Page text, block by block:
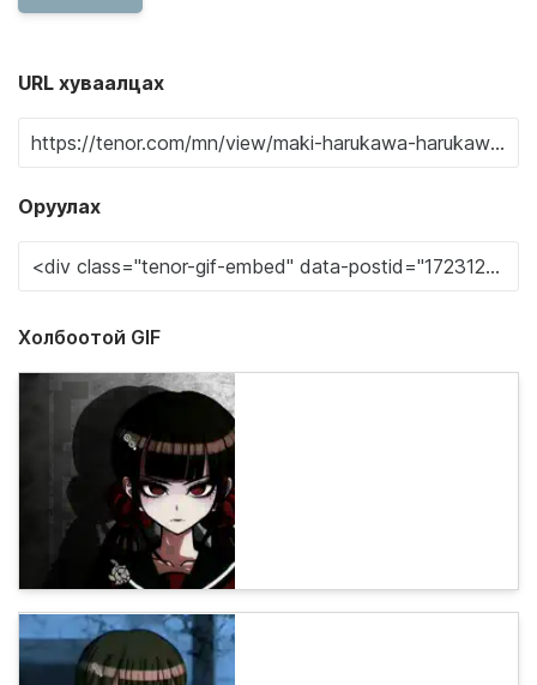
URL хуваалцах
Оруулах
Холбоотой GIF